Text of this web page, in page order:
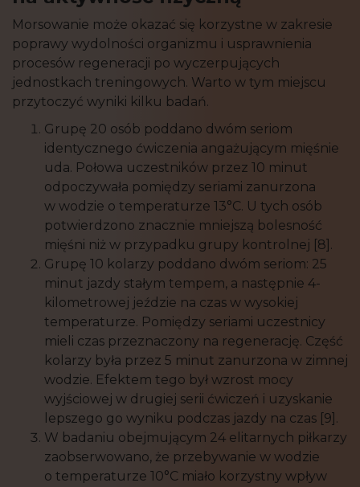
Morsowanie może okazać się korzystne w zakresie
poprawy wydolności organizmu i usprawnienia
procesów regeneracji po wyczerpujących
jednostkach treningowych. Warto w tym miejscu
przytoczyć wyniki kilku badań.
Grupę 20 osób poddano dwóm seriom
identycznego ćwiczenia angażującym mięśnie
uda. Połowa uczestników przez 10 minut
odpoczywała pomiędzy seriami zanurzona
w wodzie o temperaturze 13°C. U tych osób
potwierdzono znacznie mniejszą bolesność
mięśni niż w przypadku grupy kontrolnej [8].
Grupę 10 kolarzy poddano dwóm seriom: 25
minut jazdy stałym tempem, a następnie 4-
kilometrowej jeździe na czas w wysokiej
temperaturze. Pomiędzy seriami uczestnicy
mieli czas przeznaczony na regenerację. Część
kolarzy była przez 5 minut zanurzona w zimnej
wodzie. Efektem tego był wzrost mocy
wyjściowej w drugiej serii ćwiczeń i uzyskanie
lepszego go wyniku podczas jazdy na czas [9].
W badaniu obejmującym 24 elitarnych piłkarzy
zaobserwowano, że przebywanie w wodzie
o temperaturze 10°C miało korzystny wpływ